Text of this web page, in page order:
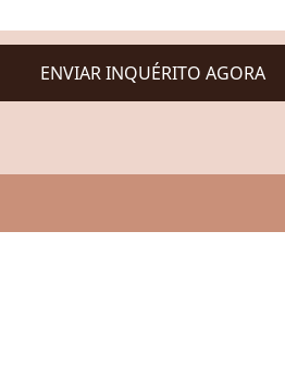
ENVIAR INQUÉRITO AGORA